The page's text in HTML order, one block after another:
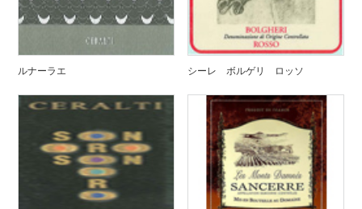
ルナーラエ シーレ ボルゲリ ロッソ